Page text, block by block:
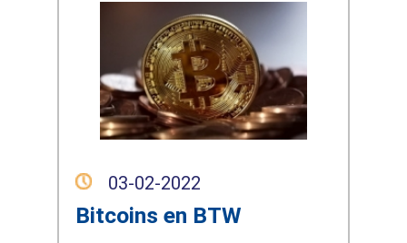
03-02-2022
Bitcoins en BTW